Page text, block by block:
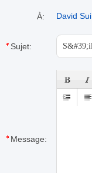
À: David Sui
Sujet:
Message: